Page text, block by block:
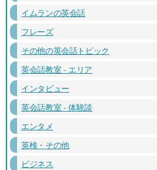
イムランの英会話
フレーズ
その他の英会話トピック
英会話教室 - エリア
インタビュー
英会話教室 - 体験談
エンタメ
英検・その他
ビジネス